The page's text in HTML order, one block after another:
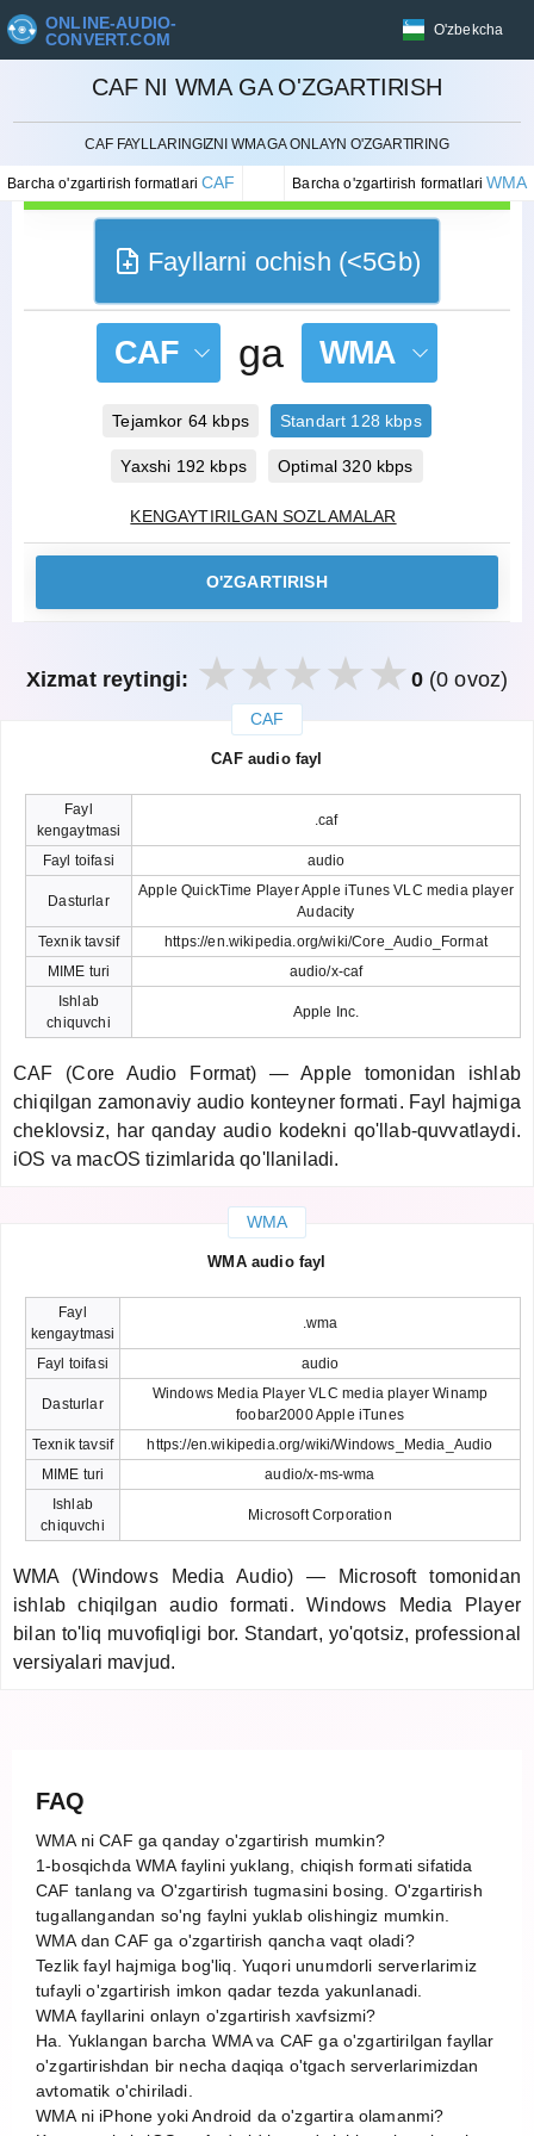
ONLINE-AUDIO-
CONVERT.COM
O'zbekcha
CAF NI WMA GA O'ZGARTIRISH
CAF FAYLLARINGIZNI WMA GA ONLAYN O'ZGARTIRING
Barcha o'zgartirish formatlariCAF Barcha o'zgartirish formatlariWMA
BEKOR QILISH
Fayllarni ochish (<5Gb)
CAF ga WMA
Tejamkor 64 kbps Standart 128 kbps
Yaxshi 192 kbps Optimal 320 kbps
KENGAYTIRILGAN SOZLAMALAR
O'ZGARTIRISH
Xizmat reytingi: 0(0 ovoz)
CAF
CAF audio fayl
Fayl
kengaytmasi
.caf
Fayl toifasi audio
Dasturlar
Apple QuickTime Player Apple iTunes VLC media player
Audacity
Texnik tavsif
https://en.wikipedia.org/wiki/Core_Audio_Format
MIME turi
audio/x-caf
Ishlab
chiquvchi
Apple Inc.
CAF (Core Audio Format) — Apple tomonidan ishlab
chiqilgan zamonaviy audio konteyner formati. Fayl hajmiga
cheklovsiz, har qanday audio kodekni qo'llab-quvvatlaydi.
iOS va macOS tizimlarida qo'llaniladi.
WMA
WMA audio fayl
Fayl
kengaytmasi
.wma
Fayl toifasi audio
Dasturlar
Windows Media Player VLC media player Winamp
foobar2000 Apple iTunes
Texnik tavsif
https://en.wikipedia.org/wiki/Windows_Media_Audio
MIME turi
audio/x-ms-wma
Ishlab
chiquvchi
Microsoft Corporation
WMA (Windows Media Audio) — Microsoft tomonidan
ishlab chiqilgan audio formati. Windows Media Player
bilan to'liq muvofiqligi bor. Standart, yo'qotsiz, professional
versiyalari mavjud.
FAQ
WMA ni CAF ga qanday o'zgartirish mumkin?
1-bosqichda WMA faylini yuklang, chiqish formati sifatida
CAF tanlang va O'zgartirish tugmasini bosing. O'zgartirish
tugallangandan so'ng faylni yuklab olishingiz mumkin.
WMA dan CAF ga o'zgartirish qancha vaqt oladi?
Tezlik fayl hajmiga bog'liq. Yuqori unumdorli serverlarimiz
tufayli o'zgartirish imkon qadar tezda yakunlanadi.
WMA fayllarini onlayn o'zgartirish xavfsizmi?
Ha. Yuklangan barcha WMA va CAF ga o'zgartirilgan fayllar
o'zgartirishdan bir necha daqiqa o'tgach serverlarimizdan
avtomatik o'chiriladi.
WMA ni iPhone yoki Android da o'zgartira olamanmi?